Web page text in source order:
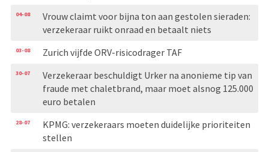
04-08
Vrouw claimt voor bijna ton aan gestolen sieraden:
verzekeraar ruikt onraad en betaalt niets
03-08 Zurich vijfde ORV-risicodrager TAF
30-07
Verzekeraar beschuldigt Urker na anonieme tip van
fraude met chaletbrand, maar moet alsnog 125.000
euro betalen
28-07
KPMG: verzekeraars moeten duidelijke prioriteiten
stellen